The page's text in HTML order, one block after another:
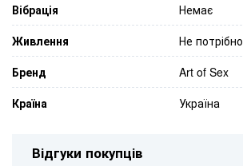
Вібрація
Немає
Живлення
Не потрібно
Бренд
Art of Sex
Країна
Україна
Відгуки покупців